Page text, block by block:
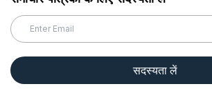
सदस्यता लें